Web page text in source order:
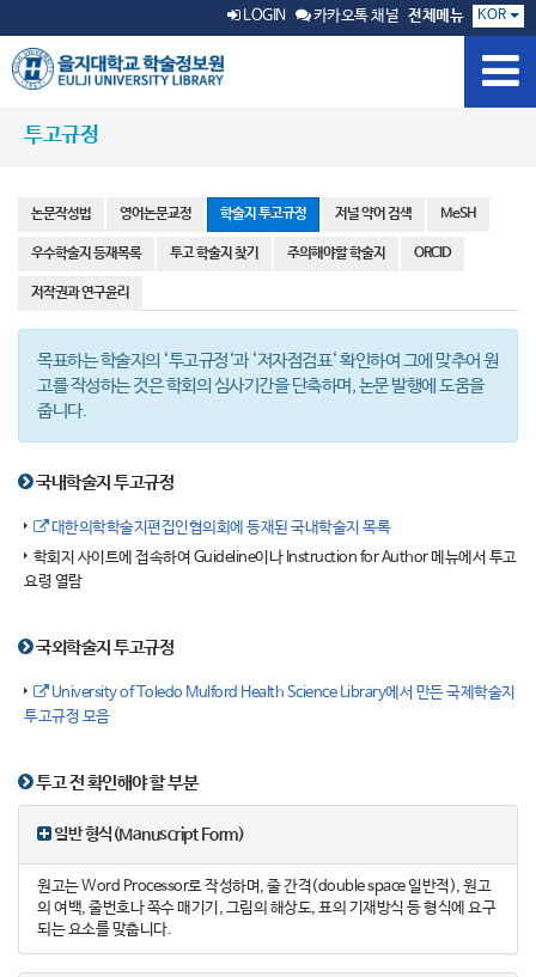
LOGIN 카카오톡 채널 전체메뉴 KOR
투고규정
논문작성법 영어논문교정 학술지 투고규정 저널 약어 검색 MeSH
우수학술지 등재목록 투고 학술지 찾기 주의해야할 학술지 ORCID
저작권과 연구윤리
목표하는 학술지의 ‘투고규정‘과 ‘저자점검표‘ 확인하여 그에 맞추어 원
고를 작성하는 것은 학회의 심사기간을 단축하며, 논문 발행에 도움을
줍니다.
국내학술지 투고규정
대한의학학술지편집인협의회에 등재된 국내학술지 목록
학회지 사이트에 접속하여 Guideline이나 Instruction for Author 메뉴에서 투고
요령 열람
국외학술지 투고규정
University of Toledo Mulford Health Science Library에서 만든 국제학술지
투고규정 모음
투고 전 확인해야 할 부분
일반 형식(Manuscript Form)
원고는 Word Processor로 작성하며, 줄 간격(double space 일반적), 원고
의 여백, 줄번호나 쪽수 매기기, 그림의 해상도, 표의 기재방식 등 형식에 요구
되는 요소를 맞춥니다.